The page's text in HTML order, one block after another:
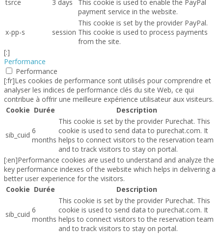
tsrce 3 days
This cookie is used to enable the PayPal
payment service in the website.
x-pp-s session
This cookie is set by the provider PayPal.
This cookie is used to process payments
from the site.
[:]
Performance
Performance
[:fr]Les cookies de performance sont utilisés pour comprendre et
analyser les indices de performance clés du site Web, ce qui
contribue à offrir une meilleure expérience utilisateur aux visiteurs.
Cookie Durée Description
sib_cuid 6
months
This cookie is set by the provider Purechat. This
cookie is used to send data to purechat.com. It
helps to connect visitors to the reservation team
and to track visitors to stay on portal.
[:en]Performance cookies are used to understand and analyze the
key performance indexes of the website which helps in delivering a
better user experience for the visitors.
Cookie Durée Description
sib_cuid 6
months
This cookie is set by the provider Purechat. This
cookie is used to send data to purechat.com. It
helps to connect visitors to the reservation team
and to track visitors to stay on portal.